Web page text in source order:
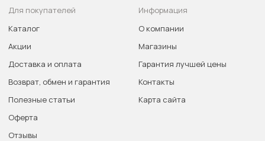
Для покупателей
Каталог
Акции
Доставка и оплата
Возврат, обмен и гарантия
Полезные статьи
Оферта
Отзывы
Информация
О компании
Магазины
Гарантия лучшей цены
Контакты
Карта сайта